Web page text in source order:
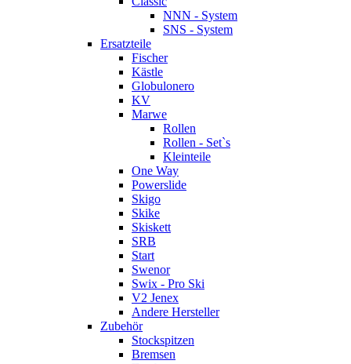
NNN - System
SNS - System
Ersatzteile
Fischer
Kästle
Globulonero
KV
Marwe
Rollen
Rollen - Set`s
Kleinteile
One Way
Powerslide
Skigo
Skike
Skiskett
SRB
Start
Swenor
Swix - Pro Ski
V2 Jenex
Andere Hersteller
Zubehör
Stockspitzen
Bremsen